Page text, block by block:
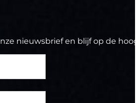
nieuwsbrief en blijf op de